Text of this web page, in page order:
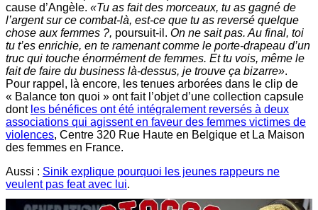
cause d’Angèle. «Tu as fait des morceaux, tu as gagné de
l’argent sur ce combat-là, est-ce que tu as reversé quelque
chose aux femmes ?, poursuit-il. On ne sait pas. Au final, toi
tu t’es enrichie, en te ramenant comme le porte-drapeau d’un
truc qui touche énormément de femmes. Et tu vois, même le
fait de faire du business là-dessus, je trouve ça bizarre».
Pour rappel, là encore, les tenues arborées dans le clip de
« Balance ton quoi » ont fait l’objet d’une collection capsule
dont les bénéfices ont été intégralement reversés à deux
associations qui agissent en faveur des femmes victimes de
violences, Centre 320 Rue Haute en Belgique et La Maison
des femmes en France.
Aussi : Sinik explique pourquoi les jeunes rappeurs ne
veulent pas feat avec lui.